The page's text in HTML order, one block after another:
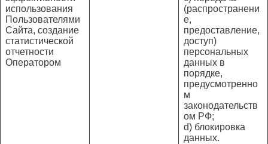
использования
Пользователями
Сайта, создание
статистической
отчетности
Оператором
(распространени
е,
предоставление,
доступ)
персональных
данных в
порядке,
предусмотренно
м
законодательств
ом РФ;
d) блокировка
данных.